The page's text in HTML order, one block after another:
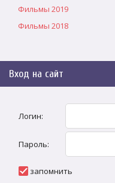
Фильмы 2019
Фильмы 2018
Вход на сайт
Логин:
Пароль:
запомнить